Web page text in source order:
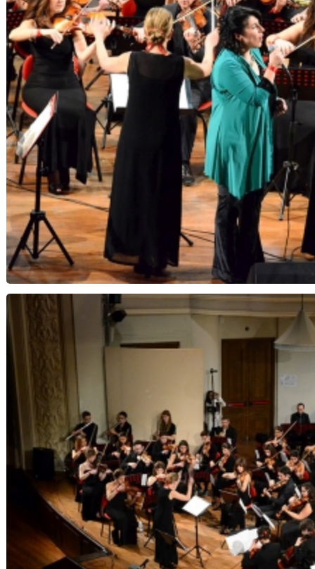
Note di Speranza...Notte di Natale - Orchestra
Musica
Orchestra Magister Harmoniae, voci